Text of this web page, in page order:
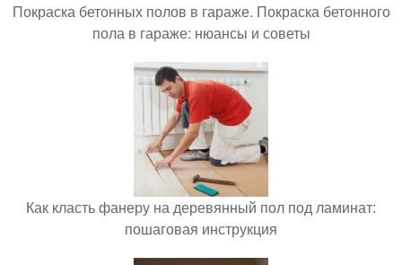
Покраска бетонных полов в гараже. Покраска бетонного
пола в гараже: нюансы и советы
Как класть фанеру на деревянный пол под ламинат:
пошаговая инструкция